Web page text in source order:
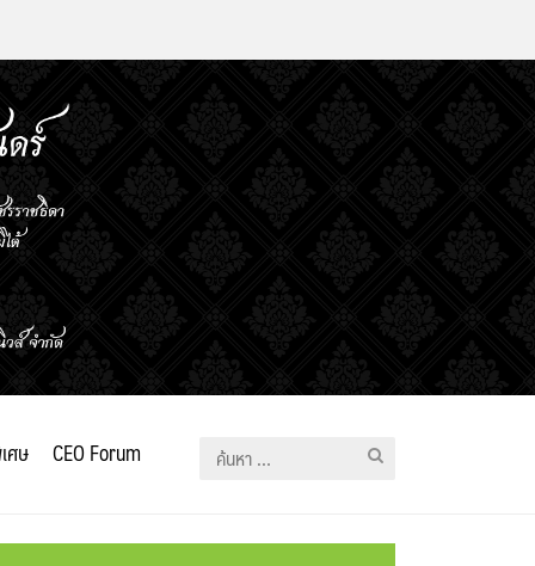
ศษ CEO Forum
ค้นหา